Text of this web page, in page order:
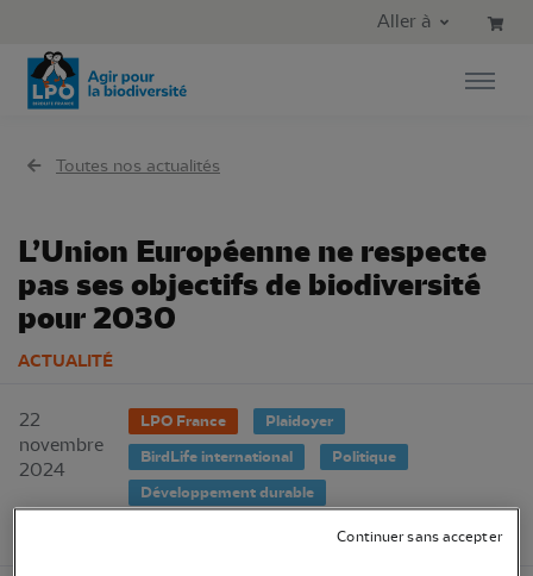
Aller au menu principal
Aller à
Toutes nos actualités
L’Union Européenne ne respecte
pas ses objectifs de biodiversité
pour 2030
ACTUALITÉ
22
novembre
2024
LPO France
Plaidoyer
BirdLife international
Politique
Développement durable
Continuer sans accepter